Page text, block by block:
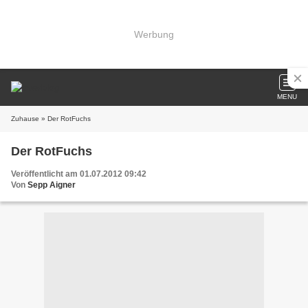
Werbung
MENU
Zuhause » Der RotFuchs
Der RotFuchs
Veröffentlicht am 01.07.2012 09:42
Von Sepp Aigner